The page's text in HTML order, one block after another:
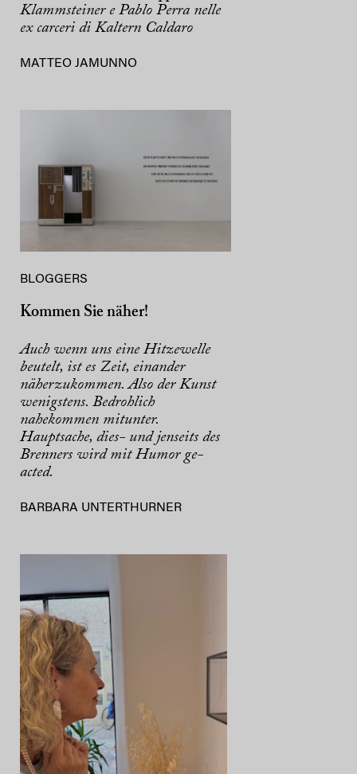
Klammsteiner e Pablo Perra nelle
ex carceri di Kaltern Caldaro
MATTEO JAMUNNO
BLOGGERS
Kommen Sie näher!
Auch wenn uns eine Hitzewelle
beutelt, ist es Zeit, einander
näherzukommen. Also der Kunst
wenigstens. Bedrohlich
nahekommen mitunter.
Hauptsache, dies- und jenseits des
Brenners wird mit Humor ge-
acted.
BARBARA UNTERTHURNER